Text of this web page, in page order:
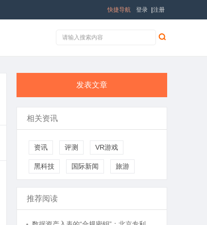
登录 注册
快捷导航
发表文章
相关资讯
资讯 评测 VR游戏
黑科技 国际新闻 旅游
推荐阅读